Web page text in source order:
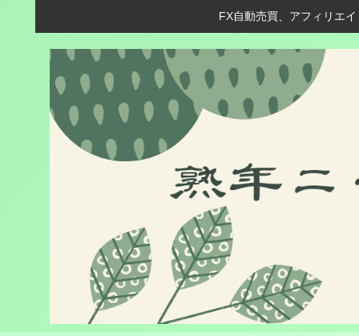
FX自動売買、アフィリエ